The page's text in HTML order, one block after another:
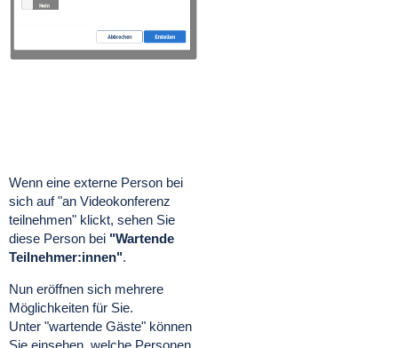
Wenn eine externe Person bei
sich auf "an Videokonferenz
teilnehmen" klickt, sehen Sie
diese Person bei "Wartende
Teilnehmer:innen".
Nun eröffnen sich mehrere
Möglichkeiten für Sie.
Unter "wartende Gäste" können
Sie einsehen, welche Personen